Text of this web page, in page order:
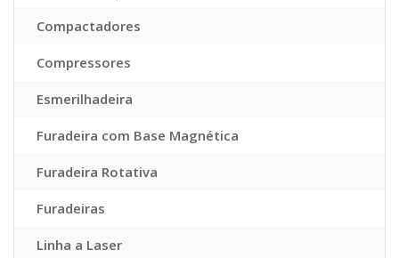
Compactadores
Compressores
Esmerilhadeira
Furadeira com Base Magnética
Furadeira Rotativa
Furadeiras
Linha a Laser